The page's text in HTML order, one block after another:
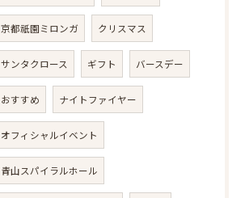
京都祇園ミロンガ クリスマス
サンタクロース ギフト バースデー
おすすめ ナイトファイヤー
オフィシャルイベント
青山スパイラルホール